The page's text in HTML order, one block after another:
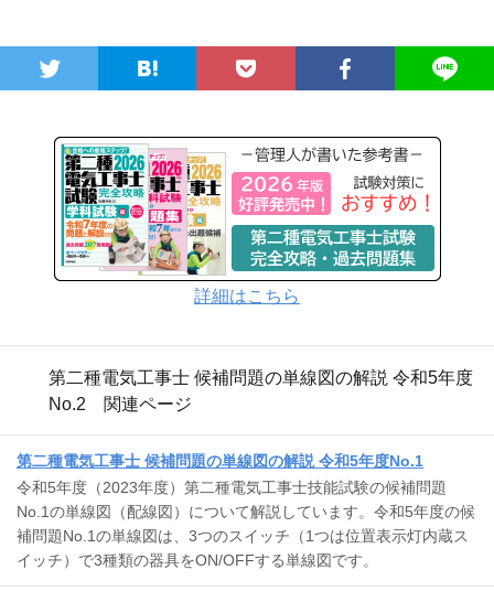
詳細はこちら
第二種電気工事士 候補問題の単線図の解説 令和5年度
No.2 関連ページ
第二種電気工事士 候補問題の単線図の解説 令和5年度No.1
令和5年度（2023年度）第二種電気工事士技能試験の候補問題
No.1の単線図（配線図）について解説しています。令和5年度の候
補問題No.1の単線図は、3つのスイッチ（1つは位置表示灯内蔵ス
イッチ）で3種類の器具をON/OFFする単線図です。